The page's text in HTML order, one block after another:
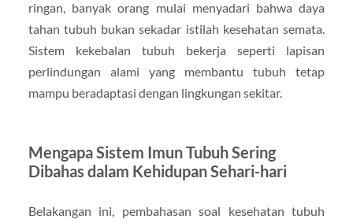
ringan, banyak orang mulai menyadari bahwa daya
tahan tubuh bukan sekadar istilah kesehatan semata.
Sistem kekebalan tubuh bekerja seperti lapisan
perlindungan alami yang membantu tubuh tetap
mampu beradaptasi dengan lingkungan sekitar.
Mengapa Sistem Imun Tubuh Sering
Dibahas dalam Kehidupan Sehari-hari
Belakangan ini, pembahasan soal kesehatan tubuh